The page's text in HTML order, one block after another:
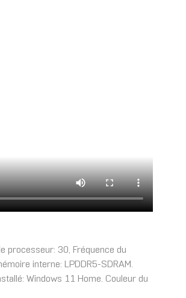
processeur: 30, Fréquence du
interne: LPDDR5-SDRAM.
Windows 11 Home. Couleur du